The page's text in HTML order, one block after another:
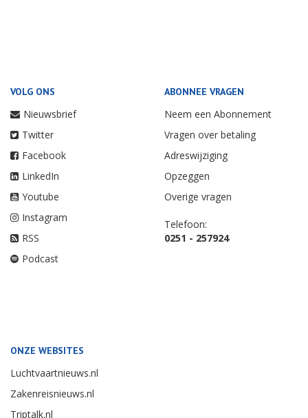
VOLG ONS
Nieuwsbrief
Twitter
Facebook
LinkedIn
Youtube
Instagram
RSS
Podcast
ABONNEE VRAGEN
Neem een Abonnement
Vragen over betaling
Adreswijziging
Opzeggen
Overige vragen
Telefoon:
0251 - 257924
ONZE WEBSITES
Luchtvaartnieuws.nl
Zakenreisnieuws.nl
Triptalk.nl